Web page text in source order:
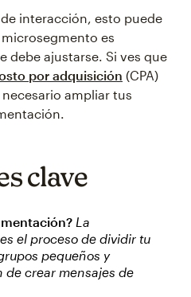
interacción, esto puede
es
debe ajustarse. Si ves que
por adquisición (CPA)
ampliar tus
clave
La
es el proceso de dividir tu
pequeños y
de crear mensajes de